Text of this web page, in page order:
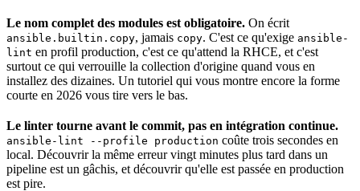
Le nom complet des modules est obligatoire. On écrit
ansible.builtin.copy, jamais copy. C'est ce qu'exige ansible-
lint en profil production, c'est ce qu'attend la RHCE, et c'est
surtout ce qui verrouille la collection d'origine quand vous en
installez des dizaines. Un tutoriel qui vous montre encore la forme
courte en 2026 vous tire vers le bas.
Le linter tourne avant le commit, pas en intégration continue.
ansible-lint --profile production coûte trois secondes en
local. Découvrir la même erreur vingt minutes plus tard dans un
pipeline est un gâchis, et découvrir qu'elle est passée en production
est pire.